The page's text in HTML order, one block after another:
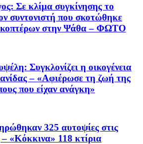
Σε κλίμα συγκίνησης το
συντονιστή που σκοτώθηκε
στην Ψάθα – ΦΩΤΟ
Συγκλονίζει η οικογένεια
– «Αφιέρωσε τη ζωή της
που είχαν ανάγκη»
325 αυτοψίες στις
– «Κόκκινα» 118 κτίρια